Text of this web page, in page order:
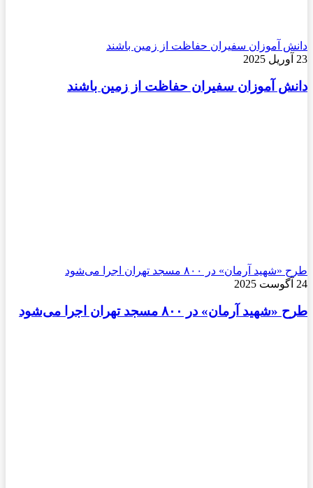
دانش آموزان سفیران حفاظت از زمین باشند
23 آوریل 2025
دانش آموزان سفیران حفاظت از زمین باشند
طرح «شهید آرمان» در ۸۰۰ مسجد تهران اجرا می‌شود
24 آگوست 2025
طرح «شهید آرمان» در ۸۰۰ مسجد تهران اجرا می‌شود